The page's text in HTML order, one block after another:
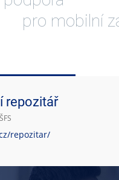
pro mobilní
repozitář
repozitar/